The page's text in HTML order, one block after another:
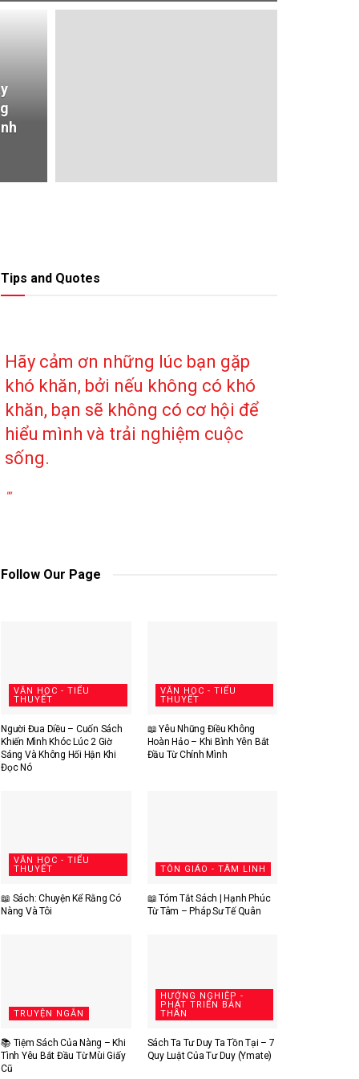
Tips and Quotes
Hãy cảm ơn những lúc bạn gặp
khó khăn, bởi nếu không có khó
khăn, bạn sẽ không có cơ hội để
hiểu mình và trải nghiệm cuộc
sống.
""
Follow Our Page
VĂN HỌC - TIỂU
THUYẾT
Người Đua Diều – Cuốn Sách
Khiến Mình Khóc Lúc 2 Giờ
Sáng Và Không Hối Hận Khi
Đọc Nó
VĂN HỌC - TIỂU
THUYẾT
📖 Yêu Những Điều Không
Hoàn Hảo – Khi Bình Yên Bắt
Đầu Từ Chính Mình
VĂN HỌC - TIỂU
THUYẾT
📖 Sách: Chuyện Kể Rằng Có
Nàng Và Tôi
TÔN GIÁO - TÂM LINH
📖 Tóm Tắt Sách | Hạnh Phúc
Từ Tâm – Pháp Sư Tế Quân
TRUYỆN NGẮN
📚 Tiệm Sách Của Nàng – Khi
Tình Yêu Bắt Đầu Từ Mùi Giấy
Cũ
HƯỚNG NGHIỆP -
PHÁT TRIỂN BẢN
THÂN
Sách Ta Tư Duy Ta Tồn Tại – 7
Quy Luật Của Tư Duy (Ymate)